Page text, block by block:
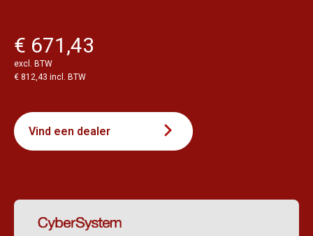
€ 671,43
excl. BTW
€ 812,43 incl. BTW
Vind een dealer